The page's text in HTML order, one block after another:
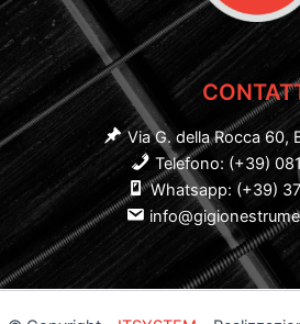
Via G. della Rocca 60,
Telefono: (+39)
Whatsapp: (+39)